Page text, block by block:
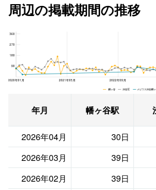
周辺の掲載期間の推移
2020年01月 2021年05月 2022年09月
360
270
180
90
幡ヶ谷 渋谷区 メビウス渋谷幡ヶ
年月 幡ヶ谷駅
2026年04月
30日
2026年03月
39日
2026年02月
39日